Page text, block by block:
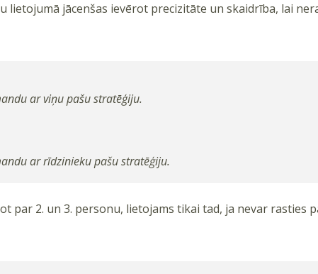
lietojumā jācenšas ievērot precizitāte un skaidrība, lai
ar viņu pašu stratēģiju.
ar rīdzinieku pašu stratēģiju.
par 2. un 3. personu, lietojams tikai tad, ja nevar rasties